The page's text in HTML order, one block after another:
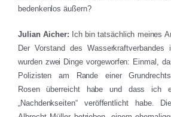
bedenkenlos äußern?
Julian Aicher: Ich bin tatsächlich meines
Der Vorstand des Wasserkraftverbandes
wurden zwei Dinge vorgeworfen: Einmal,
Polizisten am Rande einer
Rosen überreicht habe und dass ich
„Nachdenkseiten“ veröffentlicht habe.